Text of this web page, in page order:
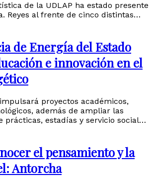
de la UDLAP ha estado presente
Reyes al frente de cinco distintas…
de Energía del Estado
e innovación en el
proyectos académicos,
además de ampliar las
prácticas, estadías y servicio social…
el pensamiento y la
Antorcha